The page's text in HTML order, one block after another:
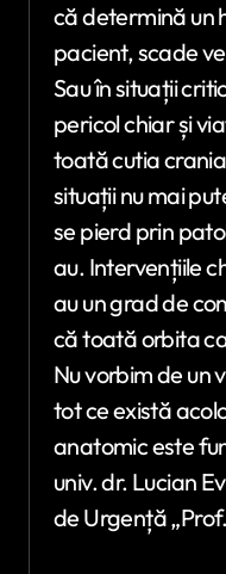
că determină un
pacient, scade
Sau în situații
pericol chiar și
toată cutia
situații nu mai
se pierd prin
au. Intervențiile
au un grad de
că toată orbita
Nu vorbim de un
tot ce există
anatomic este
univ. dr. Lucian
de Urgență